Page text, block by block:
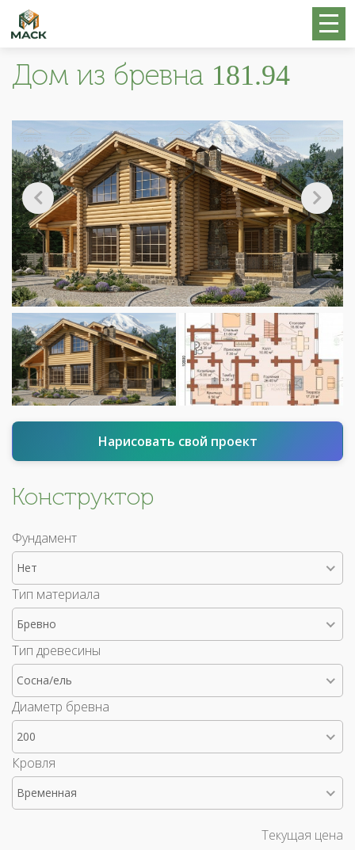
Дом из бревна 181.94
Нарисовать свой проект
Конструктор
Фундамент
Нет
Тип материала
Бревно
Тип древесины
Сосна/ель
Диаметр бревна
200
Кровля
Временная
Текущая цена